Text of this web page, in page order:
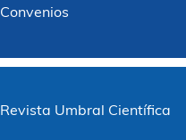
Convenios
Revista Umbral Científica